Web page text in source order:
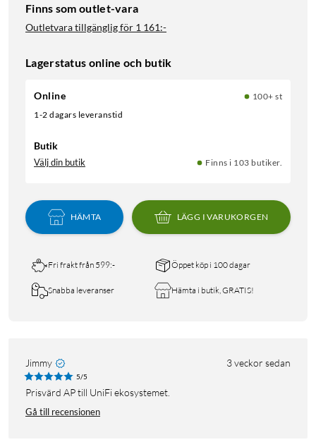
Finns som outlet-vara
Outletvara tillgänglig för 1 161:-
Lagerstatus online och butik
Online
100+ st
1-2 dagars leveranstid
Butik
Välj din butik Finns i 103 butiker.
HÄMTA LÄGG I VARUKORGEN
Fri frakt från 599:- Öppet köp i 100 dagar
Snabba leveranser Hämta i butik, GRATIS!
Jimmy 3 veckor sedan
5/5
Prisvärd AP till UniFi ekosystemet.
Gå till recensionen